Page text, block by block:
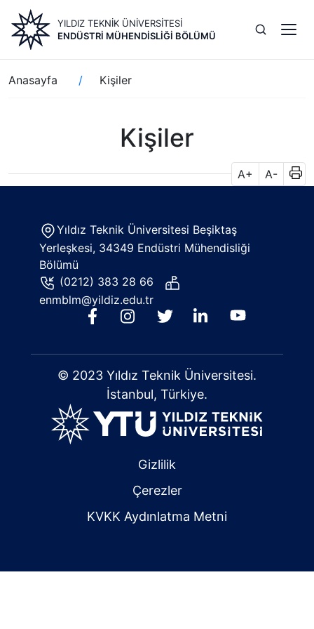
içeriğe
atla
YILDIZ TEKNİK ÜNİVERSİTESİ
ENDÜSTRI MÜHENDISLIĞI BÖLÜMÜ
Sayfa
yolu
Anasayfa Kişiler
Kişiler
A+ A-
Yıldız Teknik Üniversitesi Beşiktaş
Yerleşkesi, 34349 Endüstri Mühendisliği
Bölümü
(0212) 383 28 66
enmblm@yildiz.edu.tr
© 2023 Yıldız Teknik Üniversitesi.
İstanbul, Türkiye.
Gizlilik
Çerezler
KVKK Aydınlatma Metni